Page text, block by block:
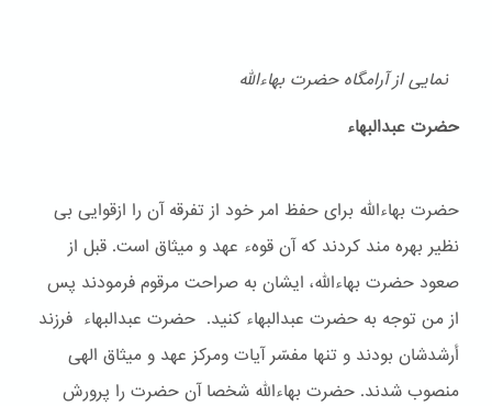
نمایی از آرامگاه حضرت بهاءالله
حضرت عبدالبهاء
حضرت بهاءالله برای حفظ امر خود از تفرقه آن را ازقوایی بی
نظیر بهره مند کردند که آن قوهء عهد و ميثاق است. قبل از
صعود حضرت بهاءالله، ایشان به صراحت مرقوم فرمودند پس
از من توجه به حضرت عبدالبهاء كنيد. حضرت عبدالبهاء فرزند
أرشدشان بودند و تنها مفسّر آيات ومركز عهد و ميثاق الهى
منصوب شدند. حضرت بهاءالله شخصا آن حضرت را پرورش